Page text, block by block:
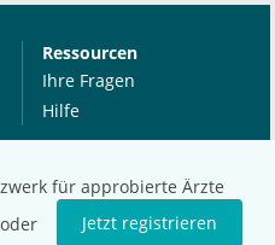
für approbierte Ärzte
oder Jetzt registrieren
Ressourcen
Ihre Fragen
Hilfe